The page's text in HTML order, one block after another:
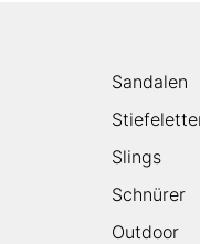
Sandalen
Slings
Schnürer
Outdoor